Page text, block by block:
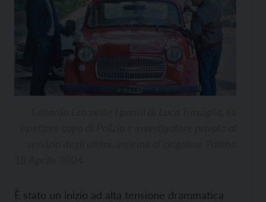
È stato un inizio ad alta tensione drammatica